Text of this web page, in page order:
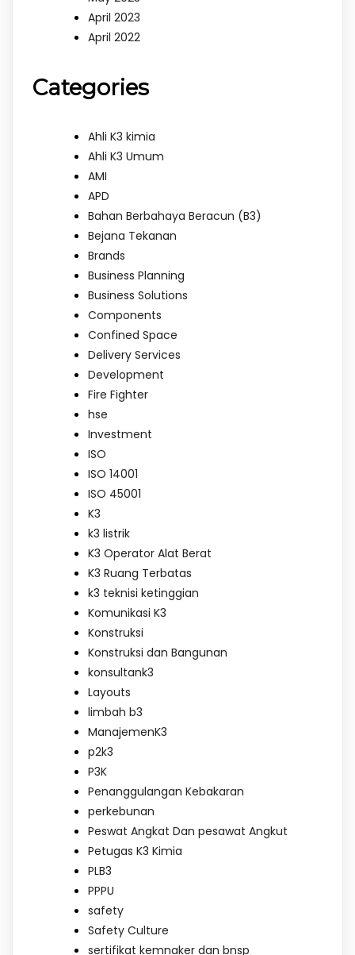
April 2023
April 2022
Categories
Ahli K3 kimia
Ahli K3 Umum
AMI
APD
Bahan Berbahaya Beracun (B3)
Bejana Tekanan
Brands
Business Planning
Business Solutions
Components
Confined Space
Delivery Services
Development
Fire Fighter
hse
Investment
ISO
ISO 14001
ISO 45001
K3
k3 listrik
K3 Operator Alat Berat
K3 Ruang Terbatas
k3 teknisi ketinggian
Komunikasi K3
Konstruksi
Konstruksi dan Bangunan
konsultank3
Layouts
limbah b3
ManajemenK3
p2k3
P3K
Penanggulangan Kebakaran
perkebunan
Peswat Angkat Dan pesawat Angkut
Petugas K3 Kimia
PLB3
PPPU
safety
Safety Culture
sertifikat kemnaker dan bnsp